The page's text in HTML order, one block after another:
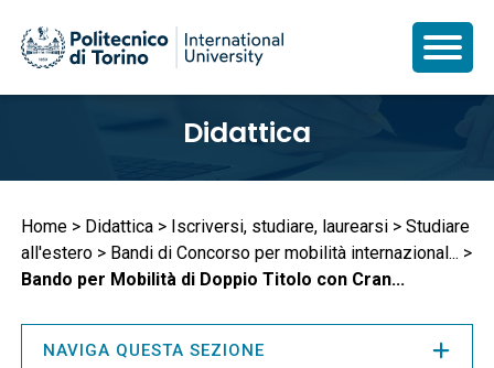
principale
Didattica
Briciole
di
pane
Home Didattica Iscriversi, studiare, laurearsi
Studiare
all'estero
Bandi di Concorso per mobilità internazional...
Bando per Mobilità di Doppio Titolo con Cran...
NAVIGA QUESTA SEZIONE